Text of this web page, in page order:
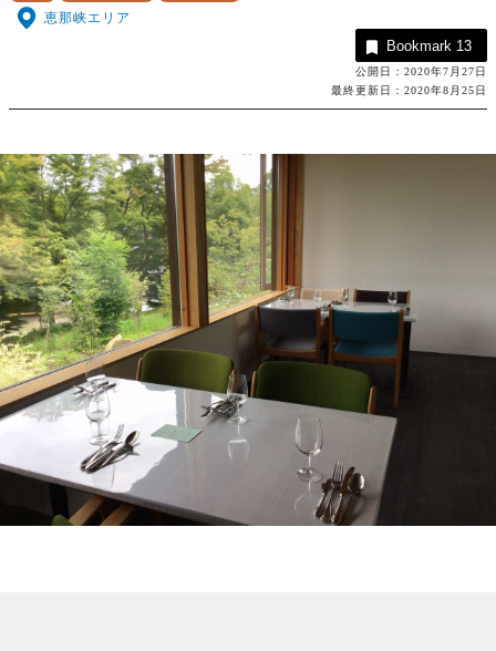
恵那峡エリア
Bookmark 13
公開日：2020年7月27日
最終更新日：2020年8月25日